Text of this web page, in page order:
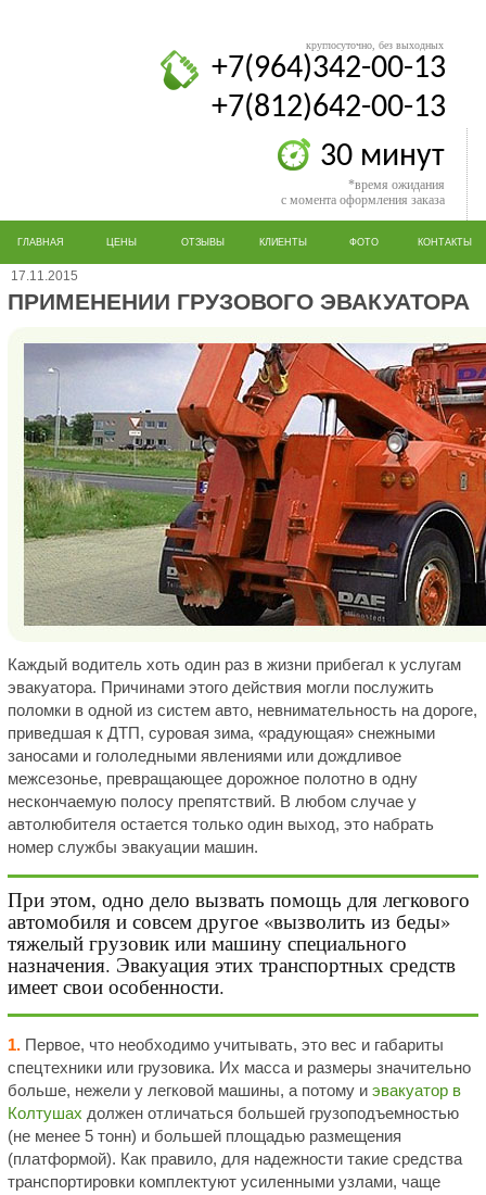
круглосуточно, без выходных
+7(964)342-00-13
+7(812)642-00-13
30 минут
*время ожидания
с момента оформления заказа
ГЛАВНАЯ ЦЕНЫ ОТЗЫВЫ КЛИЕНТЫ ФОТО КОНТАКТЫ
17.11.2015
ПРИМЕНЕНИИ ГРУЗОВОГО ЭВАКУАТОРА
Каждый водитель хоть один раз в жизни прибегал к услугам
эвакуатора. Причинами этого действия могли послужить
поломки в одной из систем авто, невнимательность на дороге,
приведшая к ДТП, суровая зима, «радующая» снежными
заносами и гололедными явлениями или дождливое
межсезонье, превращающее дорожное полотно в одну
нескончаемую полосу препятствий. В любом случае у
автолюбителя остается только один выход, это набрать
номер службы эвакуации машин.
При этом, одно дело вызвать помощь для легкового
автомобиля и совсем другое «вызволить из беды»
тяжелый грузовик или машину специального
назначения. Эвакуация этих транспортных средств
имеет свои особенности.
1.Первое, что необходимо учитывать, это вес и габариты
спецтехники или грузовика. Их масса и размеры значительно
больше, нежели у легковой машины, а потому и эвакуатор в
Колтушах должен отличаться большей грузоподъемностью
(не менее 5 тонн) и большей площадью размещения
(платформой). Как правило, для надежности такие средства
транспортировки комплектуют усиленными узлами, чаще